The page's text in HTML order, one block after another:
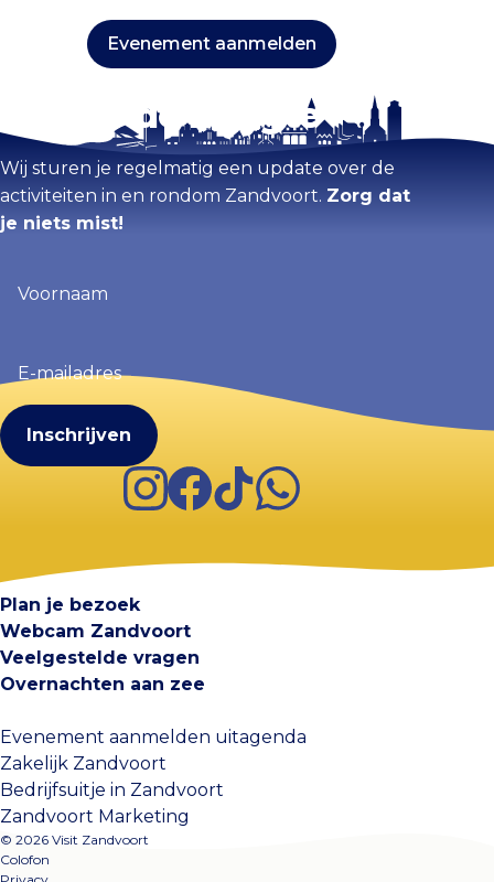
Evenement aanmelden
Blijf op de hoogte
Wij sturen je regelmatig een update over de
activiteiten in en rondom Zandvoort. Zorg dat
je niets mist!
(Vereist)
mailadres
(Vereist)
InstagramFacebook
TikTokWhatsApp
Plan je bezoek
Webcam Zandvoort
Veelgestelde vragen
Overnachten aan zee
Evenement aanmelden uitagenda
Zakelijk Zandvoort
Bedrijfsuitje in Zandvoort
Zandvoort Marketing
© 2026 Visit Zandvoort
Colofon